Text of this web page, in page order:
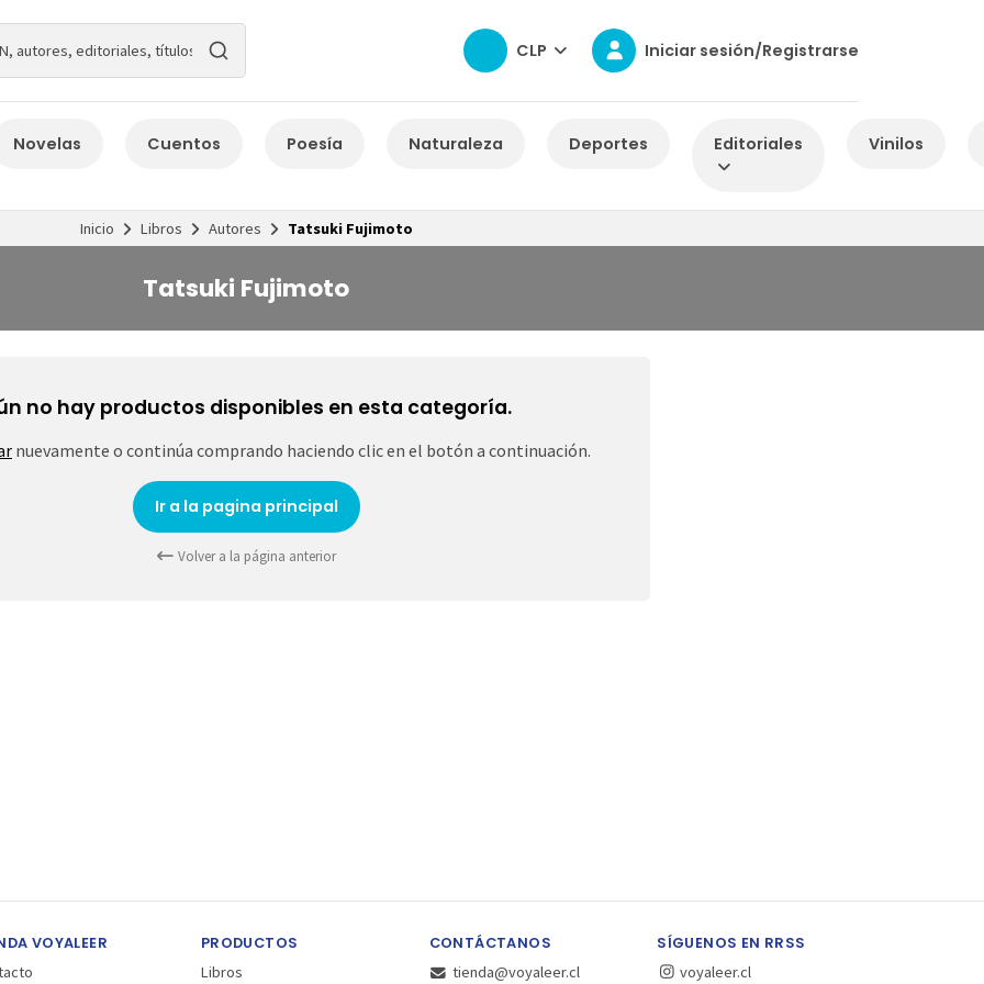
CLP Iniciar sesión/Registrarse
Novelas Cuentos Poesía Naturaleza Deportes Editoriales Vinilos
Inicio Libros Autores Tatsuki Fujimoto
Tatsuki Fujimoto
no hay productos disponibles en esta categoría.
nuevamente o continúa comprando haciendo clic en el botón a continuación.
Ir a la pagina principal
Volver a la página anterior
VOYALEER PRODUCTOS
Libros
CONTÁCTANOS
tienda@voyaleer.cl
SÍGUENOS EN RRSS
voyaleer.cl